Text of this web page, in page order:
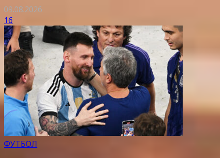
09.08.2026
16
ФУТБОЛ